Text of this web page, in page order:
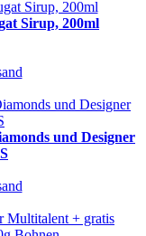
Sirup, 200ml
und Designer